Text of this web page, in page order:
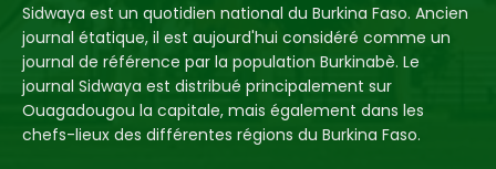
Sidwaya est un quotidien national du Burkina Faso. Ancien
journal étatique, il est aujourd'hui considéré comme un
journal de référence par la population Burkinabè. Le
journal Sidwaya est distribué principalement sur
Ouagadougou la capitale, mais également dans les
chefs-lieux des différentes régions du Burkina Faso.